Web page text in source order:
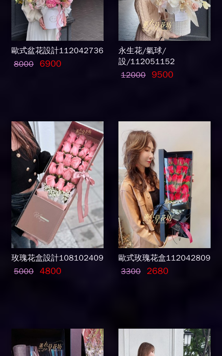
歐式盆花設計112042736
8000 6900
永生花/氣球/
設/112051152
12000 9500
玫瑰花盒設計108102409
5000 4800
歐式玫瑰花盒112042809
3300
2680